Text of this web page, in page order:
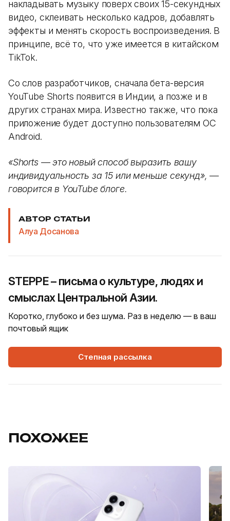
накладывать музыку поверх своих 15-секундных
видео, склеивать несколько кадров, добавлять
эффекты и менять скорость воспроизведения. В
принципе, всё то, что уже имеется в китайском
TikTok.
Со слов разработчиков, сначала бета-версия
YouTube Shorts появится в Индии, а позже и в
других странах мира. Известно также, что пока
приложение будет доступно пользователям ОС
Android.
«Shorts — это новый способ выразить вашу
индивидуальность за 15 или меньше секунд», —
говорится в YouTube блоге.
АВТОР СТАТЬИ
Алуа Досанова
STEPPE – письма о культуре, людях и
смыслах Центральной Азии.
Коротко, глубоко и без шума. Раз в неделю — в ваш
почтовый ящик
Степная рассылка
ПОХОЖЕЕ